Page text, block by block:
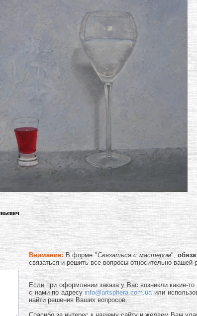
Внимание:В форме "Связаться с мастером",
связаться и решить все вопросы относительно вашей
Если при оформлении заказа у Вас возникли какие-
с нами по адресуinfo@artsphera.com.uaили
найти решения Ваших вопросов.